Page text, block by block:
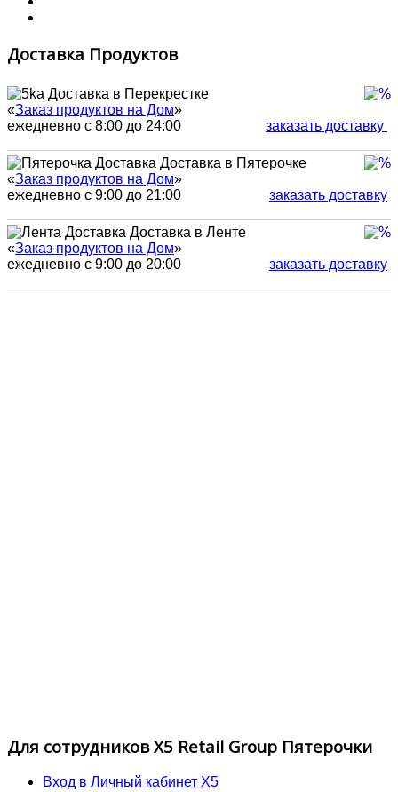
Доставка Продуктов
Доставка в Перекрестке
«Заказ продуктов на Дом»
ежедневно с 8:00 до 24:00
заказать доставку
Доставка в Пятерочке
«Заказ продуктов на Дом»
ежедневно с 9:00 до 21:00
заказать доставку
Доставка в Ленте
«Заказ продуктов на Дом»
ежедневно с 9:00 до 20:00
заказать доставку
Для сотрудников X5 Retail Group Пятерочки
Вход в Личный кабинет X5